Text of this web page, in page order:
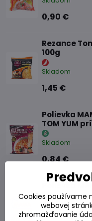
0,90 €
Rezance
100g
Skladom
1,45 €
Polievka
TOM YUM
Skladom
0,84 €
Polievka
90g
Skladom
Cookies používame
webovej
zhromažďovanie